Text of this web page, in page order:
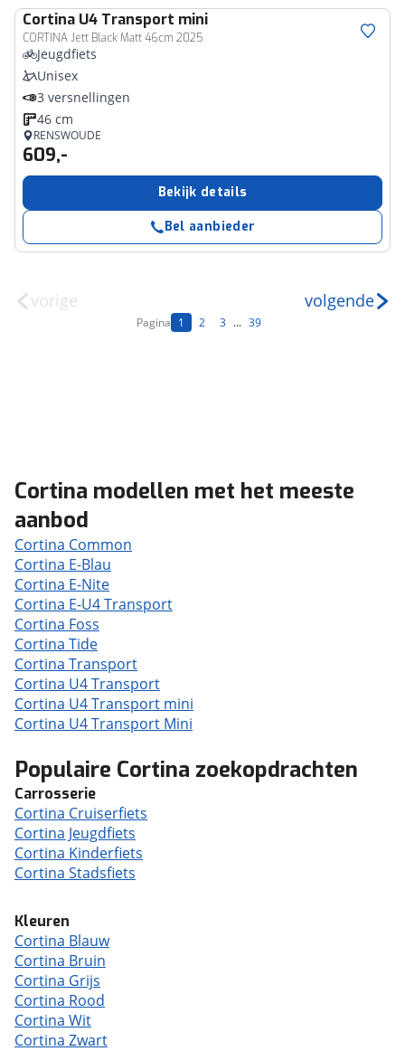
Cortina U4 Transport mini
CORTINA Jett Black Matt 46cm 2025
Jeugdfiets
Unisex
3 versnellingen
46 cm
RENSWOUDE
609,-
Bekijk details
Bel aanbieder
vorige
Pagina 1 2 3 ... 39
volgende
Cortina modellen met het meeste
aanbod
Cortina Common
Cortina E-Blau
Cortina E-Nite
Cortina E-U4 Transport
Cortina Foss
Cortina Tide
Cortina Transport
Cortina U4 Transport
Cortina U4 Transport mini
Cortina U4 Transport Mini
Populaire Cortina zoekopdrachten
Carrosserie
Cortina Cruiserfiets
Cortina Jeugdfiets
Cortina Kinderfiets
Cortina Stadsfiets
Kleuren
Cortina Blauw
Cortina Bruin
Cortina Grijs
Cortina Rood
Cortina Wit
Cortina Zwart